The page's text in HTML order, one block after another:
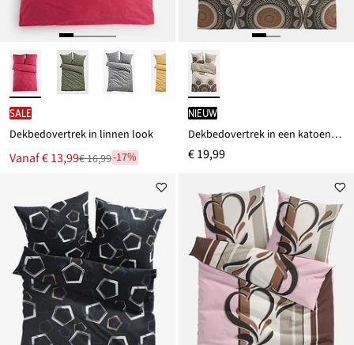
SALE
Dekbedovertrek in linnen look
VanafNu
voor
€ 13,99
Van € 16,99-17%
Nieuw
Dekbedovertrek in een katoenmix
€ 19,99